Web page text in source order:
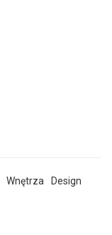
Wnętrza
Design